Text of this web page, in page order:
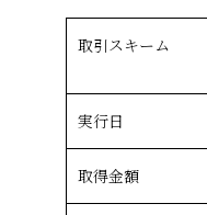
取引スキーム
実行日
取得金額